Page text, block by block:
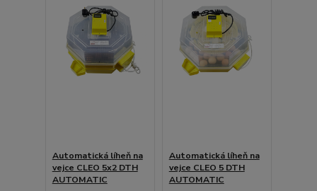
Automatická líheň na
vejce CLEO 5x2 DTH
AUTOMATIC
Automatická líheň na
vejce CLEO 5 DTH
AUTOMATIC